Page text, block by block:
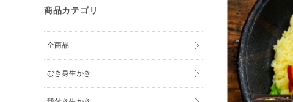
商品カテゴリ
全商品
むき身生かき